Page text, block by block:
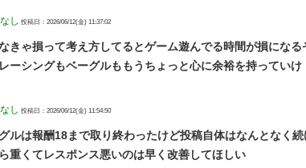
し 投稿日：2026/06/12(金) 11:37:02
きゃ損って考え方してるとゲーム遊んでる時間が損になる
ーシングもベーグルももうちょっと心に余裕を持っていけ
し 投稿日：2026/06/12(金) 11:54:50
ルは報酬18まで取り終わったけど投稿自体はなんとなく
重くてレスポンス悪いのは早く改善してほしい